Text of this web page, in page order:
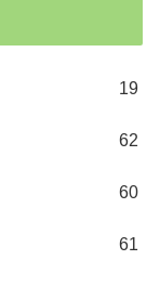
19
62
60
61